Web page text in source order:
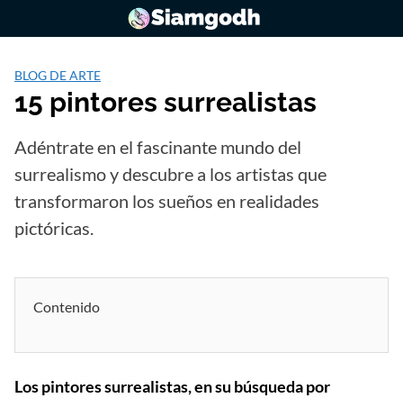
BLOG DE ARTE
15 pintores surrealistas
Adéntrate en el fascinante mundo del
surrealismo y descubre a los artistas que
transformaron los sueños en realidades
pictóricas.
Contenido
Los pintores surrealistas, en su búsqueda por